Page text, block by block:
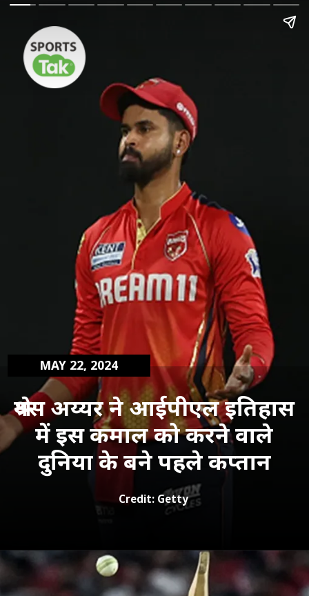
श्रेयस अय्यर ने आईपीएल इतिहास
में इस कमाल को करने वाले
दुनिया के बने पहले कप्‍तान
MAY 22, 2024
Credit: Getty